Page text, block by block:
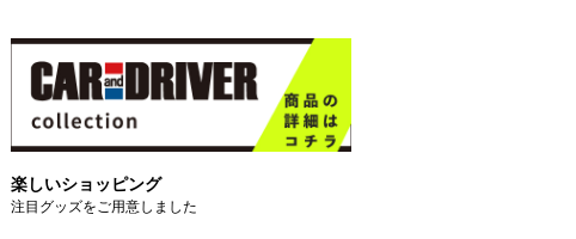
楽しいショッピング
注目グッズをご用意しました